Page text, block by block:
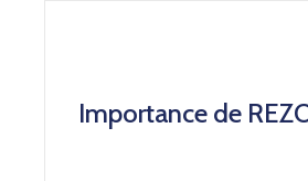
Importance de